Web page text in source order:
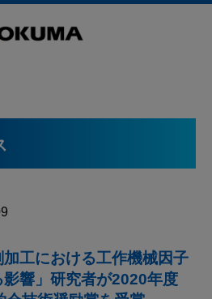
加工における工作機械因子
響」研究者が2020年度